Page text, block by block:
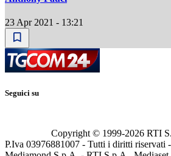
23 Apr 2021 - 13:21
Seguici su
Copyright © 1999-2026 RTI
P.Iva 03976881007 - Tutti i diritti riservati